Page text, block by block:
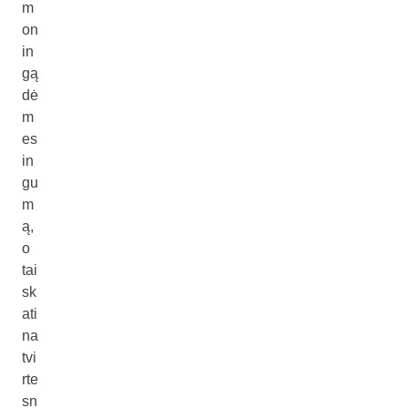
m
on
in
gą
dė
m
es
in
gu
m
ą,
o
tai
sk
ati
na
tvi
rte
sn